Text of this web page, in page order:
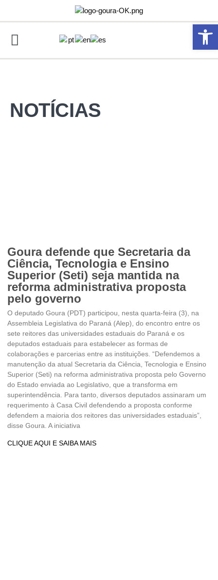
Abrir
NOTÍCIAS
Goura defende que Secretaria da
Ciência, Tecnologia e Ensino
Superior (Seti) seja mantida na
reforma administrativa proposta
pelo governo
O deputado Goura (PDT) participou, nesta quarta-feira (3), na
Assembleia Legislativa do Paraná (Alep), do encontro entre os
sete reitores das universidades estaduais do Paraná e os
deputados estaduais para estabelecer as formas de
colaborações e parcerias entre as instituições. “Defendemos a
manutenção da atual Secretaria da Ciência, Tecnologia e Ensino
Superior (Seti) na reforma administrativa proposta pelo Governo
do Estado enviada ao Legislativo, que a transforma em
superintendência. Para tanto, diversos deputados assinaram um
requerimento à Casa Civil defendendo a proposta conforme
defendem a maioria dos reitores das universidades estaduais”,
disse Goura. A iniciativa
CLIQUE AQUI E SAIBA MAIS